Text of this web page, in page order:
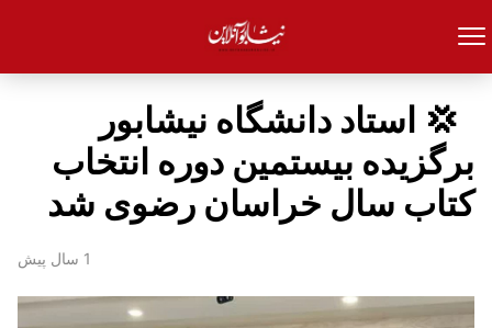
‍ ‍ 💢 استاد دانشگاه نیشابور
برگزیده بیستمین دوره انتخاب
کتاب سال خراسان رضوی شد
1 سال پیش